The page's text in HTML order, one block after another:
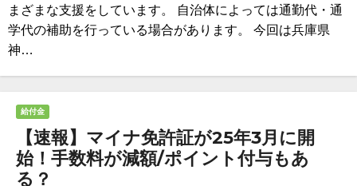
まざまな支援をしています。 自治体によっては通勤代・通
学代の補助を行っている場合があります。 今回は兵庫県
神…
給付金
【速報】マイナ免許証が25年3月に開
始！手数料が減額/ポイント付与もあ
る？